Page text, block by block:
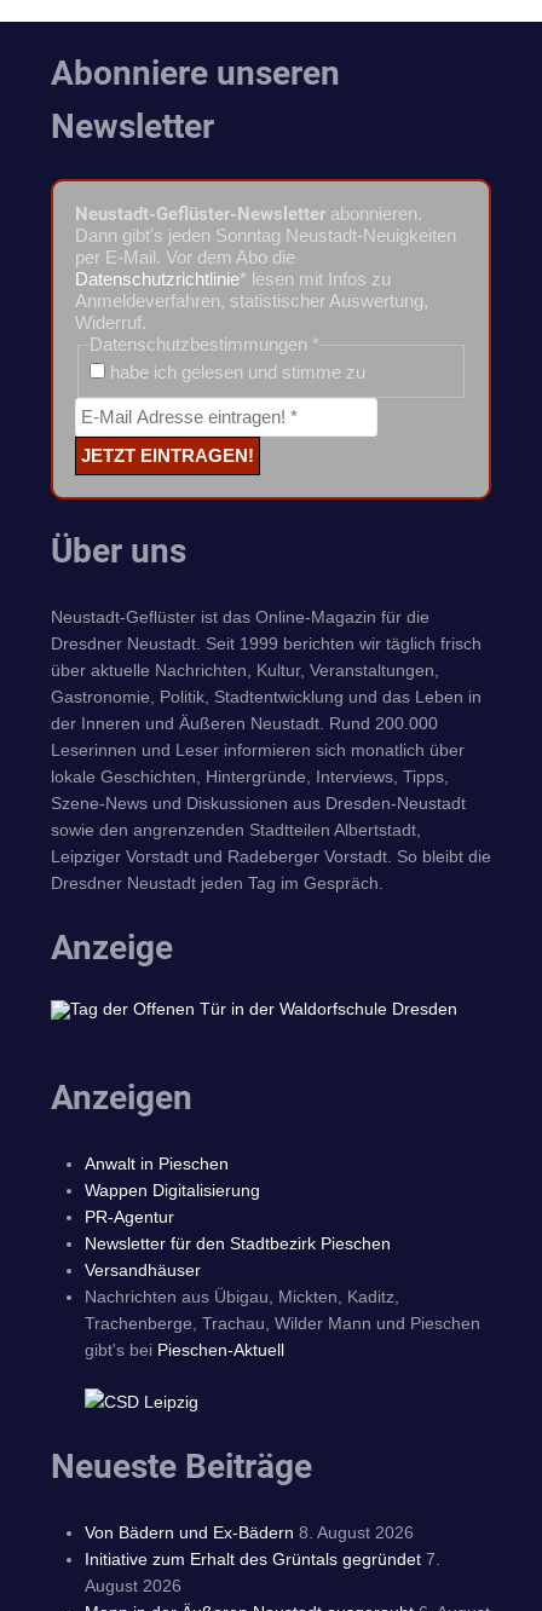
Abonniere unseren
Newsletter
Neustadt-Geflüster-Newsletter abonnieren.
Dann gibt's jeden Sonntag Neustadt-Neuigkeiten
per E-Mail. Vor dem Abo die
Datenschutzrichtlinie* lesen mit Infos zu
Anmeldeverfahren, statistischer Auswertung,
Widerruf.
Datenschutzbestimmungen *
habe ich gelesen und stimme zu
Über uns
Neustadt-Geflüster ist das Online-Magazin für die
Dresdner Neustadt. Seit 1999 berichten wir täglich frisch
über aktuelle Nachrichten, Kultur, Veranstaltungen,
Gastronomie, Politik, Stadtentwicklung und das Leben in
der Inneren und Äußeren Neustadt. Rund 200.000
Leserinnen und Leser informieren sich monatlich über
lokale Geschichten, Hintergründe, Interviews, Tipps,
Szene-News und Diskussionen aus Dresden-Neustadt
sowie den angrenzenden Stadtteilen Albertstadt,
Leipziger Vorstadt und Radeberger Vorstadt. So bleibt die
Dresdner Neustadt jeden Tag im Gespräch.
Anzeige
Anzeigen
Anwalt in Pieschen
Wappen Digitalisierung
PR-Agentur
Newsletter für den Stadtbezirk Pieschen
Versandhäuser
Nachrichten aus Übigau, Mickten, Kaditz,
Trachenberge, Trachau, Wilder Mann und Pieschen
gibt's bei Pieschen-Aktuell
Neueste Beiträge
Von Bädern und Ex-Bädern 8. August 2026
Initiative zum Erhalt des Grüntals gegründet 7.
August 2026